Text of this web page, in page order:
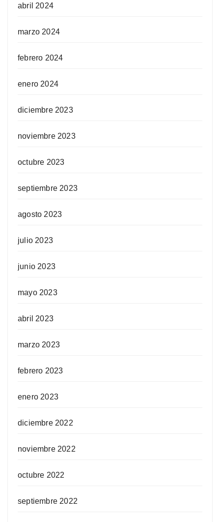
abril 2024
marzo 2024
febrero 2024
enero 2024
diciembre 2023
noviembre 2023
octubre 2023
septiembre 2023
agosto 2023
julio 2023
junio 2023
mayo 2023
abril 2023
marzo 2023
febrero 2023
enero 2023
diciembre 2022
noviembre 2022
octubre 2022
septiembre 2022